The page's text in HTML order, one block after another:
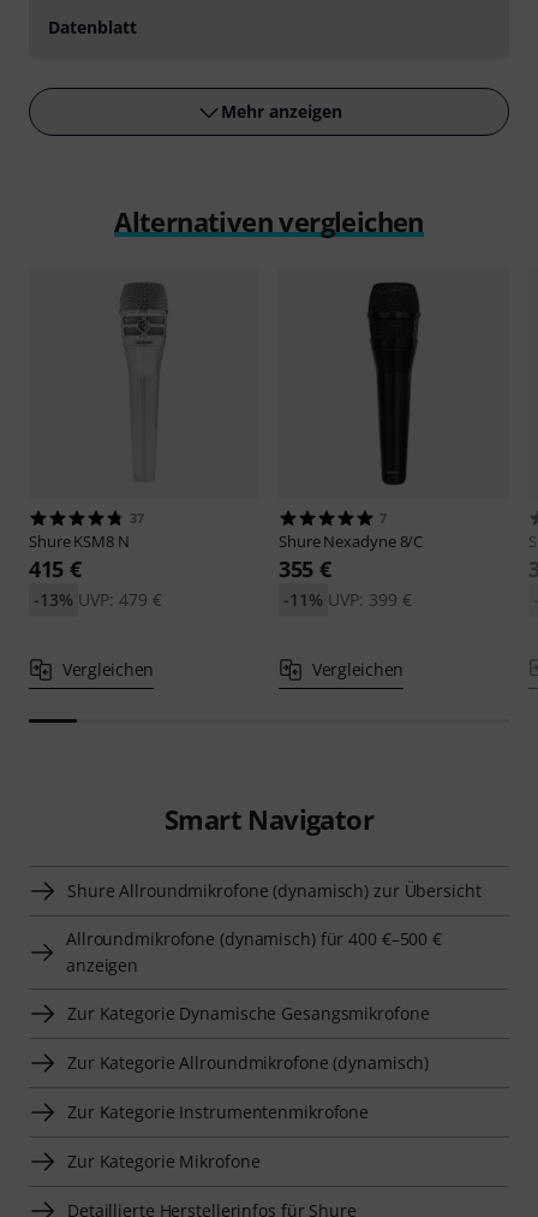
Datenblatt
Mehr anzeigen
Alternativen vergleichen
37
ShureKSM8 N
415 €
UVP: 479 €
-13%
Vergleichen
7
ShureNexadyne 8/C
355 €
UVP: 399 €
-11%
Vergleichen
Smart Navigator
Shure Allroundmikrofone (dynamisch) zur Übersicht
Allroundmikrofone (dynamisch) für 400 €–500 €
anzeigen
Zur Kategorie Dynamische Gesangsmikrofone
Zur Kategorie Allroundmikrofone (dynamisch)
Zur Kategorie Instrumentenmikrofone
Zur Kategorie Mikrofone
Detaillierte Herstellerinfos für Shure